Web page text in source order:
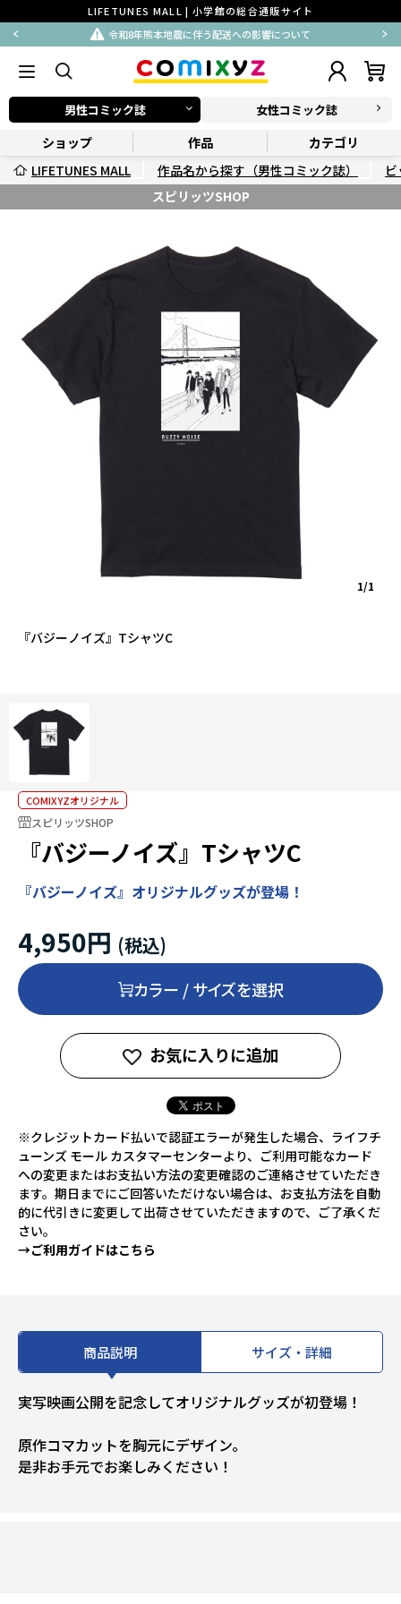
LIFETUNES MALL | 小学館の総合通販サイト
令和8年熊本地震に伴う配送への影響について
男性コミック誌 女性コミック誌
ショップ 作品
カテゴリ
LIFETUNES MALL
作品名から探す（男性コミック誌）
スピリッツSHOP
『バジーノイズ』TシャツC
1/1
COMIXYZオリジナル
スピリッツSHOP
『バジーノイズ』TシャツC
『バジーノイズ』オリジナルグッズが登場！
4,950円
カラー / サイズを選択
お気に入りに追加
※クレジットカード払いで認証エラーが発生した場合、ライフチ
ューンズ モール カスタマーセンターより、ご利用可能なカード
への変更またはお支払い方法の変更確認のご連絡させていただき
ます。期日までにご回答いただけない場合は、お支払方法を自動
的に代引きに変更して出荷させていただきますので、ご了承くだ
さい。
→ご利用ガイドはこちら
商品説明 サイズ・詳細
実写映画公開を記念してオリジナルグッズが初登場！
原作コマカットを胸元にデザイン。
是非お手元でお楽しみください！